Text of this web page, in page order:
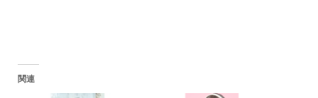
関連